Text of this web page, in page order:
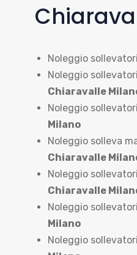
Noleggio sollevatori
Noleggio
Chiaravalle
Noleggio
Milano
Noleggio solleva
Chiaravalle
Noleggio
Chiaravalle
Noleggio
Milano
Noleggio